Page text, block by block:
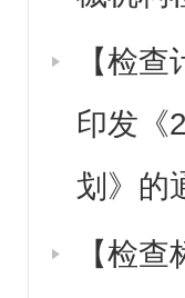
【检
印发《
划》的
【检